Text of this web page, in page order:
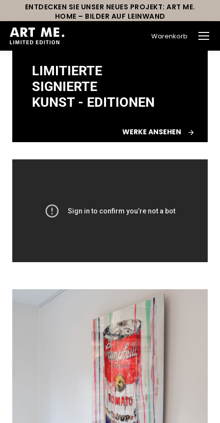
ENTDECKEN SIE UNSER NEUES PROJEKT: ART ME.
HOME – BILDER AUF LEINWAND
Warenkorb
LIMITIERTE
SIGNIERTE
KUNST - EDITIONEN
WERKE ANSEHEN